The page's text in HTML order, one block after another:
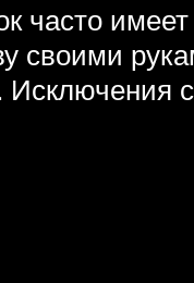
часто
своими